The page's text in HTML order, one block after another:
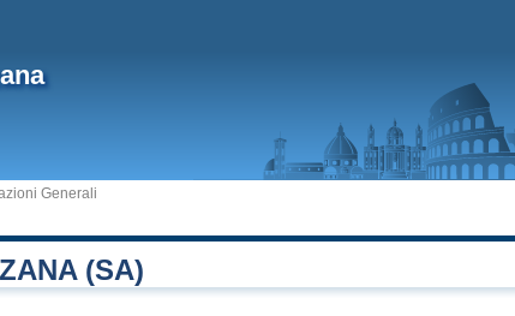
Generali
(SA)